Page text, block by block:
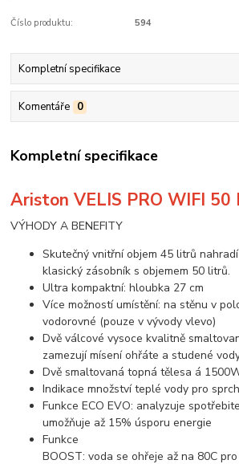
Číslo produktu: 594
Kompletní specifikace
Komentáře 0
Kompletní specifikace
Ariston VELIS PRO WIFI 50
VÝHODY A BENEFITY
Skutečný vnitřní objem 45 litrů
klasický zásobník s objemem 50 litrů.
Ultra kompaktní: hloubka 27 cm
Více možností umístění: na stěnu v
vodorovné (pouze v vývody vlevo)
Dvě válcové vysoce kvalitně
zamezují mísení ohřáte a studené
Dvě smaltovaná topná tělesa á
Indikace množství teplé vody pro
Funkce ECO EVO: analyzuje
umožňuje až 15% úsporu energie
Funkce
BOOST: voda se ohřeje až na 80C